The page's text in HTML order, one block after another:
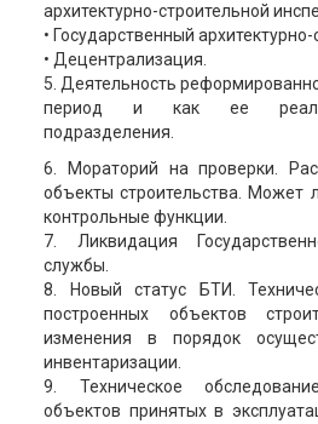
архитектурно-строительной
• Государственный
• Децентрализация.
5. Деятельность
период и как ее
подразделения.
6. Мораторий на проверки.
объекты строительства. Может
контрольные функции.
7. Ликвидация
службы.
8. Новый статус БТИ.
построенных объектов
изменения в порядок
инвентаризации.
9. Техническое
объектов принятых в